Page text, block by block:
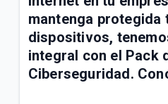
Paga las facturas de
Business en una
Respaldo de Sitios, Bases
Certificado SSL | Empresas
mantenga protegida
dispositivos,
integral con el Pack
Ciberseguridad.